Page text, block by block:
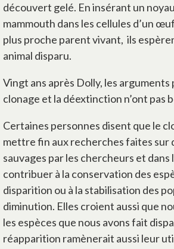
découvert gelé. En insérant un
mammouth dans les cellules d’un
plus proche parent vivant, ils
animal disparu.
Vingt ans après Dolly, les
clonage et la déextinction n’ont pas
Certaines personnes disent que le
mettre fin aux recherches faites sur
sauvages par les chercheurs et
contribuer à la conservation des
disparition ou à la stabilisation des
diminution. Elles croient aussi que
les espèces que nous avons fait
réapparition ramènerait aussi leur